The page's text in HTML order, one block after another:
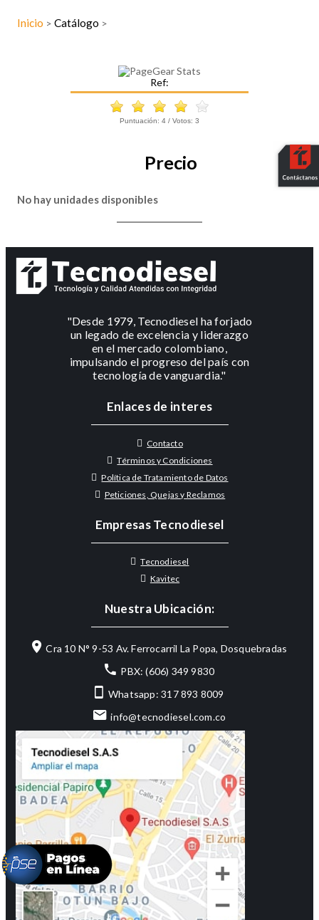
Inicio > Catálogo >
Ref:
Puntuación: 4 / Votos: 3
Precio
No hay unidades disponibles
"Desde 1979, Tecnodiesel ha forjado
un legado de excelencia y liderazgo
en el mercado colombiano,
impulsando el progreso del país con
tecnología de vanguardia."
Enlaces de interes
Contacto
Términos y Condiciones
Política de Tratamiento de Datos
Peticiones, Quejas y Reclamos
Empresas Tecnodiesel
Tecnodiesel
Kavitec
Nuestra Ubicación:
Cra 10 N° 9-53 Av. Ferrocarril La Popa, Dosquebradas
PBX: (606) 349 9830
Whatsapp: 317 893 8009
info@tecnodiesel.com.co